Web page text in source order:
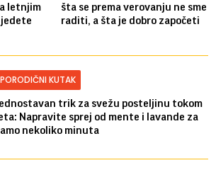
letnjim
šta se prema verovanju ne sme
raditi, a šta je dobro započeti
PORODIČNI KUTAK
Jednostavan trik za svežu posteljinu tokom
Napravite sprej od mente i lavande za
nekoliko minuta